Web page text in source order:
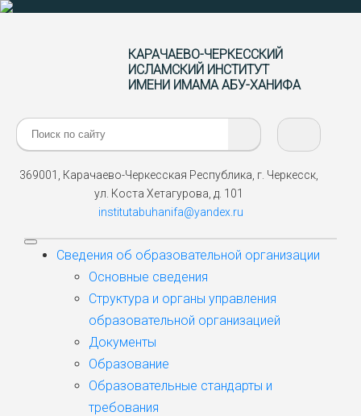
КАРАЧАЕВО-ЧЕРКЕССКИЙ
ИСЛАМСКИЙ ИНСТИТУТ
ИМЕНИ ИМАМА АБУ-ХАНИФА
Поиск:
369001, Карачаево-Черкесская Республика, г. Черкесск,
ул. Коста Хетагурова, д. 101
institutabuhanifa@yandex.ru
Сведения об образовательной организации
Основные сведения
Структура и органы управления
образовательной организацией
Документы
Образование
Образовательные стандарты и
требования